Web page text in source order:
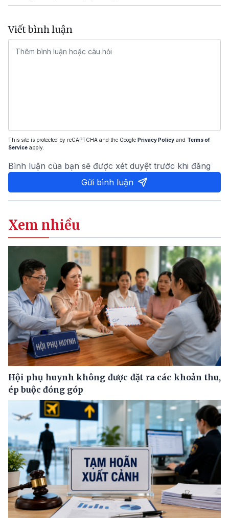
Viết bình luận
This site is protected by reCAPTCHA and the Google Privacy Policy and Terms of
Service apply.
Bình luận của bạn sẽ được xét duyệt trước khi đăng
Gửi bình luận
Xem nhiều
Hội phụ huynh không được đặt ra các khoản thu,
ép buộc đóng góp